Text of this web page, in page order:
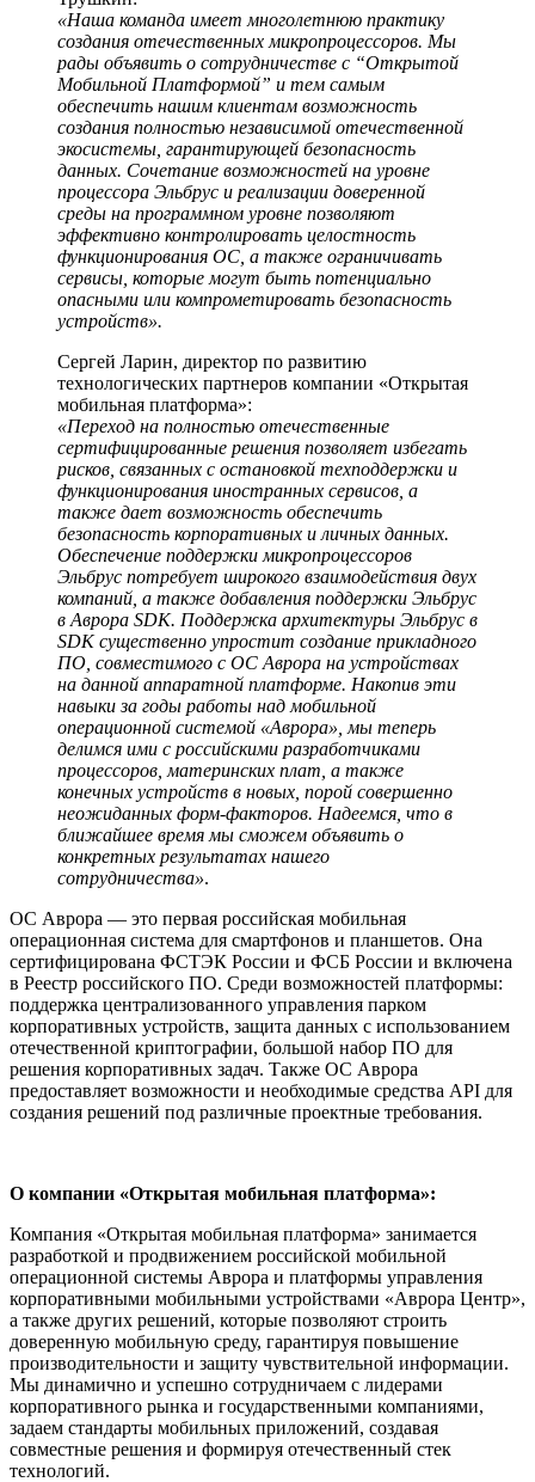
«Наша команда имеет многолетнюю практику
создания отечественных микропроцессоров. Мы
рады объявить о сотрудничестве с “Открытой
Мобильной Платформой” и тем самым
обеспечить нашим клиентам возможность
создания полностью независимой отечественной
экосистемы, гарантирующей безопасность
данных. Сочетание возможностей на уровне
процессора Эльбрус и реализации доверенной
среды на программном уровне позволяют
эффективно контролировать целостность
функционирования ОС, а также ограничивать
сервисы, которые могут быть потенциально
опасными или компрометировать безопасность
устройств».
Сергей Ларин, директор по развитию
технологических партнеров компании «Открытая
мобильная платформа»:
«Переход на полностью отечественные
сертифицированные решения позволяет избегать
рисков, связанных с остановкой техподдержки и
функционирования иностранных сервисов, а
также дает возможность обеспечить
безопасность корпоративных и личных данных.
Обеспечение поддержки микропроцессоров
Эльбрус потребует широкого взаимодействия двух
компаний, а также добавления поддержки Эльбрус
в Аврора SDK. Поддержка архитектуры Эльбрус в
SDK существенно упростит создание прикладного
ПО, совместимого с ОС Аврора на устройствах
на данной аппаратной платформе. Накопив эти
навыки за годы работы над мобильной
операционной системой «Аврора», мы теперь
делимся ими с российскими разработчиками
процессоров, материнских плат, а также
конечных устройств в новых, порой совершенно
неожиданных форм-факторов. Надеемся, что в
ближайшее время мы сможем объявить о
конкретных результатах нашего
сотрудничества».
ОС Аврора — это первая российская мобильная
операционная система для смартфонов и планшетов. Она
сертифицирована ФСТЭК России и ФСБ России и включена
в Реестр российского ПО. Среди возможностей платформы:
поддержка централизованного управления парком
корпоративных устройств, защита данных с использованием
отечественной криптографии, большой набор ПО для
решения корпоративных задач. Также ОС Аврора
предоставляет возможности и необходимые средства API для
создания решений под различные проектные требования.
О компании «Открытая мобильная платформа»:
Компания «Открытая мобильная платформа» занимается
разработкой и продвижением российской мобильной
операционной системы Аврора и платформы управления
корпоративными мобильными устройствами «Аврора Центр»,
а также других решений, которые позволяют строить
доверенную мобильную среду, гарантируя повышение
производительности и защиту чувствительной информации.
Мы динамично и успешно сотрудничаем с лидерами
корпоративного рынка и государственными компаниями,
задаем стандарты мобильных приложений, создавая
совместные решения и формируя отечественный стек
технологий.